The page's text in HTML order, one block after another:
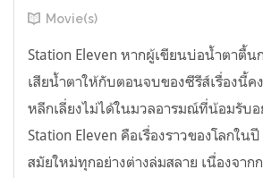
Movie(s)
Station Eleven หากผู้เขียนบ่อน้ำตาตื้น
เสียน้ำตาให้กับตอนจบของซีรีส์เรื่องนี้ค
หลีกเลี่ยงไม่ได้ในมวลอารมณ์ที่น้อมรับอ
Station Eleven คือเรื่องราวของโลกใน
สมัยใหม่ทุกอย่างต่างล่มสลาย เนื่องจาก